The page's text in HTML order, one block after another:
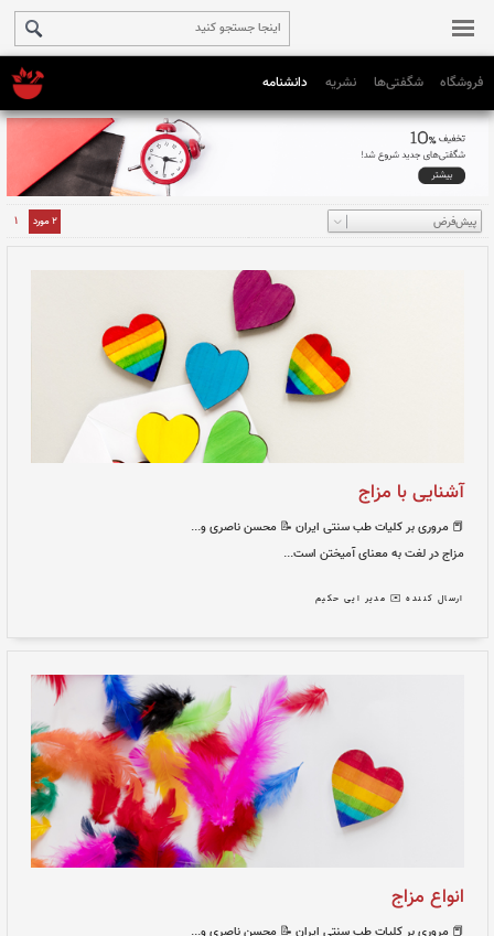
فروشگاه شگفتی‌ها نشریه دانشنامه
📝 محسن ناصری و...
است...